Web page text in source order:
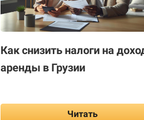
Как снизить налоги на
аренды в Грузии
Читать